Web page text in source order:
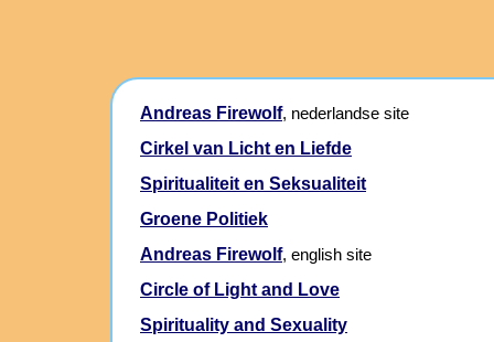
Andreas Firewolf, nederlandse site
Cirkel van Licht en Liefde
Spiritualiteit en Seksualiteit
Groene Politiek
Andreas Firewolf, english site
Circle of Light and Love
Spirituality and Sexuality